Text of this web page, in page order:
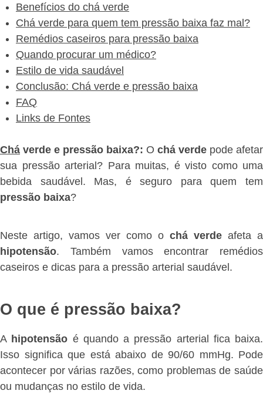
Benefícios do chá verde
Chá verde para quem tem pressão baixa faz mal?
Remédios caseiros para pressão baixa
Quando procurar um médico?
Estilo de vida saudável
Conclusão: Chá verde e pressão baixa
FAQ
Links de Fontes
Chá verde e pressão baixa?: O chá verde pode afetar
sua pressão arterial? Para muitas, é visto como uma
bebida saudável. Mas, é seguro para quem tem
pressão baixa?
Neste artigo, vamos ver como o chá verde afeta a
hipotensão. Também vamos encontrar remédios
caseiros e dicas para a pressão arterial saudável.
O que é pressão baixa?
A hipotensão é quando a pressão arterial fica baixa.
Isso significa que está abaixo de 90/60 mmHg. Pode
acontecer por várias razões, como problemas de saúde
ou mudanças no estilo de vida.